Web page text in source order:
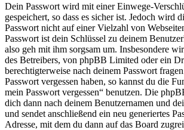
Dein Passwort wird mit einer Einwege-
gespeichert, so dass es sicher ist. Jedoch wird
Passwort nicht auf einer Vielzahl von
Passwort ist dein Schlüssel zu deinem
also geh mit ihm sorgsam um. Insbesondere
des Betreibers, von phpBB Limited oder ein
berechtigterweise nach deinem Passwort
Passwort vergessen haben, so kannst du die
mein Passwort vergessen“ benutzen. Die
dich dann nach deinem Benutzernamen und
und sendet anschließend ein neu generiertes
Adresse, mit dem du dann auf das Board